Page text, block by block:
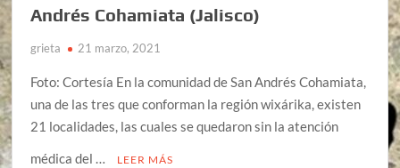
Andrés Cohamiata (Jalisco)
grieta 21 marzo, 2021
Foto: Cortesía En la comunidad de San Andrés Cohamiata,
una de las tres que conforman la región wixárika, existen
21 localidades, las cuales se quedaron sin la atención
médica del …
LEER MÁS